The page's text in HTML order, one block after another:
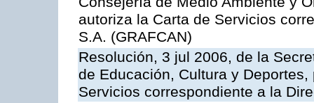
autoriza la Carta de Servicios
S.A. (GRAFCAN)
Resolución, 3 jul 2006, de la
de Educación, Cultura y
Servicios correspondiente a la